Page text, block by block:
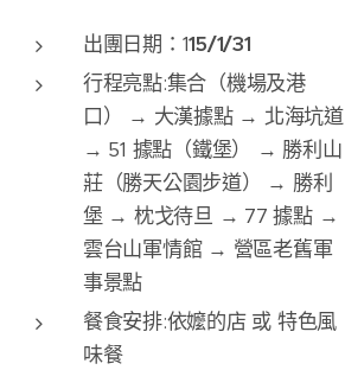
出團日期：115/1/31
行程亮點:集合（機場及港
口） → 大漢據點 → 北海坑道
→ 51 據點（鐵堡） → 勝利山
莊（勝天公園步道） → 勝利
堡 → 枕戈待旦 → 77 據點 →
雲台山軍情館 → 營區老舊軍
事景點
餐食安排:依嬤的店 或 特色風
味餐